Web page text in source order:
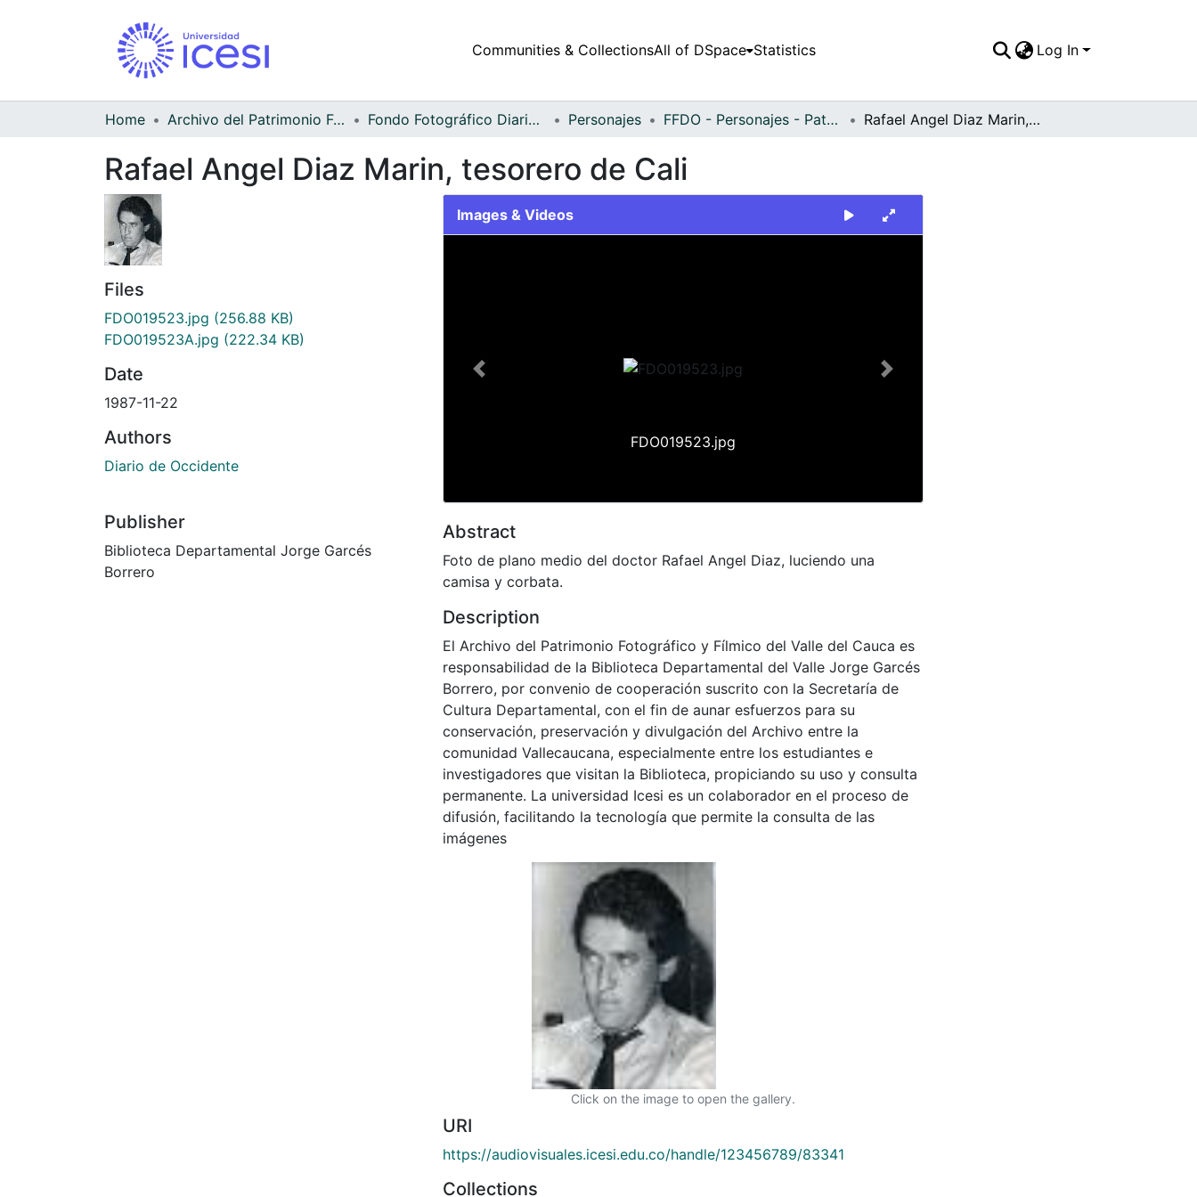
Communities & CollectionsAll of DSpace Statistics Log In
Home Archivo del Patrimonio Fotográfico y Fílmico del Valle del Cauca Fondo Fotográfico Diario Occidente Personajes FFDO - Personajes - Patrimonial Rafael Angel Diaz Marin, tesorero de Cali
Rafael Angel Diaz Marin, tesorero de Cali
Files
FDO019523.jpg (256.88 KB)
FDO019523A.jpg (222.34 KB)
Date
1987-11-22
Authors
Diario de Occidente
Publisher
Biblioteca Departamental Jorge Garcés
Borrero
Images & Videos
FDO019523.jpg
Previous Next
Abstract
Foto de plano medio del doctor Rafael Angel Diaz, luciendo una
camisa y corbata.
Description
El Archivo del Patrimonio Fotográfico y Fílmico del Valle del Cauca es
responsabilidad de la Biblioteca Departamental del Valle Jorge Garcés
Borrero, por convenio de cooperación suscrito con la Secretaría de
Cultura Departamental, con el fin de aunar esfuerzos para su
conservación, preservación y divulgación del Archivo entre la
comunidad Vallecaucana, especialmente entre los estudiantes e
investigadores que visitan la Biblioteca, propiciando su uso y consulta
permanente. La universidad Icesi es un colaborador en el proceso de
difusión, facilitando la tecnología que permite la consulta de las
imágenes
Click on the image to open the gallery.
URI
https://audiovisuales.icesi.edu.co/handle/123456789/83341
Collections